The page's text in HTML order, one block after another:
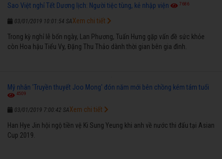
Sao Việt nghỉ Tết Dương lịch: Người tiệc tùng, kẻ nhập viện 7686
03/01/2019 10:01:54 SA
Trong kỳ nghỉ lễ bốn ngày, Lan Phương, Tuấn Hưng gặp vấn đề sức khỏe
còn Hoa hậu Tiểu Vy, Đặng Thu Thảo dành thời gian bên gia đình.
Xem chi tiết
Mỹ nhân 'Truyền thuyết Joo Mong' đón năm mới bên chồng kém tám tuổi
4509
03/01/2019 7:00:42 SA
Han Hye Jin hội ngộ tiền vệ Ki Sung Yeung khi anh về nước thi đấu tại Asian
Cup 2019.
Xem chi tiết